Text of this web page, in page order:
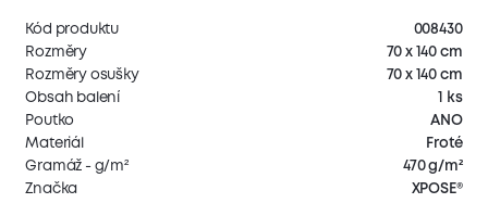
Kód produktu
008430
Rozměry
70 x 140 cm
Rozměry osušky
70 x 140 cm
Obsah balení
1 ks
Poutko
ANO
Materiál
Froté
Gramáž - g/m²
470 g/m²
Značka
XPOSE®